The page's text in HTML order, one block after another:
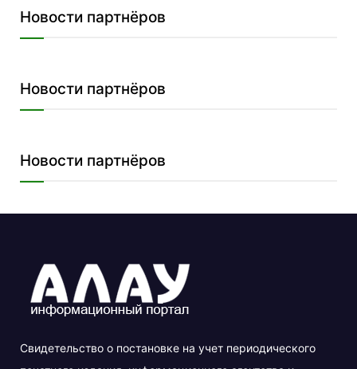
Новости партнёров
Новости партнёров
Новости партнёров
Свидетельство о постановке на учет периодического